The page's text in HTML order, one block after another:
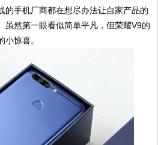
的手机厂商都在想尽办法让自家产品的
虽然第一眼看似简单平凡，但荣耀V9的
惊喜。